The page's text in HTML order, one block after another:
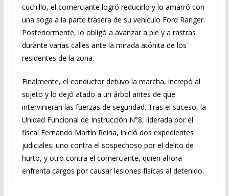
cuchillo, el comerciante logró reducirlo y lo amarró con
una soga a la parte trasera de su vehículo Ford Ranger.
Posteriormente, lo obligó a avanzar a pie y a rastras
durante varias calles ante la mirada atónita de los
residentes de la zona.
Finalmente, el conductor detuvo la marcha, increpó al
sujeto y lo dejó atado a un árbol antes de que
intervinieran las fuerzas de seguridad. Tras el suceso, la
Unidad Funcional de Instrucción N°8, liderada por el
fiscal Fernando Martín Reina, inició dos expedientes
judiciales: uno contra el sospechoso por el delito de
hurto, y otro contra el comerciante, quien ahora
enfrenta cargos por causar lesiones físicas al detenido.